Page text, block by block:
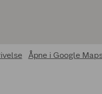
Åpne i Google